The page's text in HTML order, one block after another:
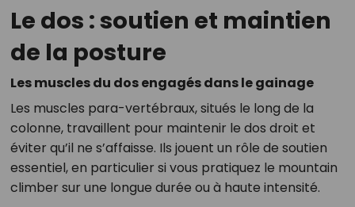
Le dos : soutien et maintien
de la posture
Les muscles du dos engagés dans le gainage
Les muscles para-vertébraux, situés le long de la
colonne, travaillent pour maintenir le dos droit et
éviter qu’il ne s’affaisse. Ils jouent un rôle de soutien
essentiel, en particulier si vous pratiquez le mountain
climber sur une longue durée ou à haute intensité.